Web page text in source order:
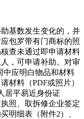
基数发生变化的，并
包罗带有门商标的照
查未通过即申请材料
，可申请补助。对审
中应明白物品和材料
材料（PDF或照片）
居平易近身份证
照、取拆修企业签定
明细表（附件2）、